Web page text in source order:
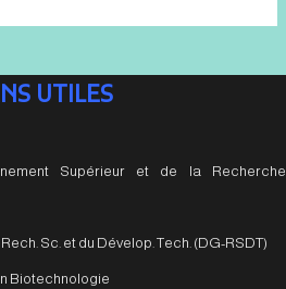
UTILES
Supérieur et de la Recherche
Sc. et du Dévelop. Tech. (DG-RSDT)
Biotechnologie